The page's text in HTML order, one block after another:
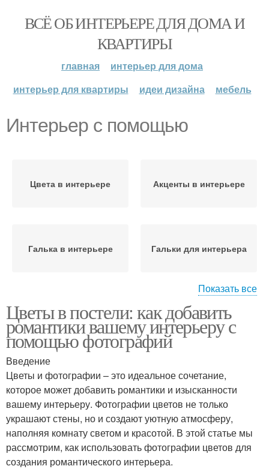
ВСЁ ОБ ИНТЕРЬЕРЕ ДЛЯ ДОМА И
КВАРТИРЫ
главная
интерьер для дома
интерьер для квартиры
идеи дизайна мебель
Интерьер с помощью
Цвета в интерьере Акценты в интерьере
Галька в интерьере Гальки для интерьера
Гальки в интерьере
Использования в
интерьере
Растения в интерьере Растения для интерьера
Интерьер частного
дома
Интерьер для дома
Показать все
Цветы в постели: как добавить
романтики вашему интерьеру с
помощью фотографий
Введение
Цветы и фотографии – это идеальное сочетание,
которое может добавить романтики и изысканности
вашему интерьеру. Фотографии цветов не только
украшают стены, но и создают уютную атмосферу,
наполняя комнату светом и красотой. В этой статье мы
рассмотрим, как использовать фотографии цветов для
создания романтического интерьера.